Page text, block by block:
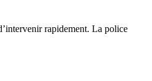
rapidement. La police